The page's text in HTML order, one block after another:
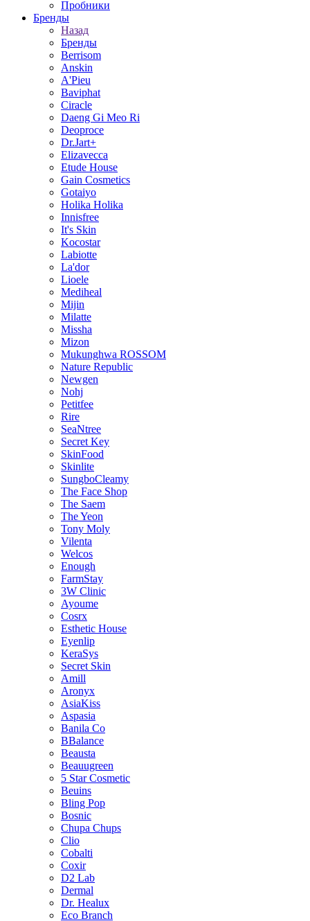
Пробники
Бренды
Назад
Бренды
Berrisom
Anskin
A'Pieu
Baviphat
Ciracle
Daeng Gi Meo Ri
Deoproce
Dr.Jart+
Elizavecca
Etude House
Gain Cosmetics
Gotaiyo
Holika Holika
Innisfree
It's Skin
Kocostar
Labiotte
La'dor
Lioele
Mediheal
Mijin
Milatte
Missha
Mizon
Mukunghwa ROSSOM
Nature Republic
Newgen
Nohj
Petitfee
Rire
SeaNtree
Secret Key
SkinFood
Skinlite
SungboCleamy
The Face Shop
The Saem
The Yeon
Tony Moly
Vilenta
Welcos
Enough
FarmStay
3W Clinic
Ayoume
Cosrx
Esthetic House
Eyenlip
KeraSys
Secret Skin
Amill
Aronyx
AsiaKiss
Aspasia
Banila Co
BBalance
Beausta
Beauugreen
5 Star Cosmetic
Beuins
Bling Pop
Bosnic
Chupa Chups
Clio
Cobalti
Coxir
D2 Lab
Dermal
Dr. Healux
Eco Branch